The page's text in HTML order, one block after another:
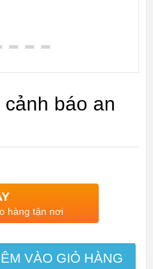
báo an
hàng tận nơi
VÀO GIỎ HÀNG